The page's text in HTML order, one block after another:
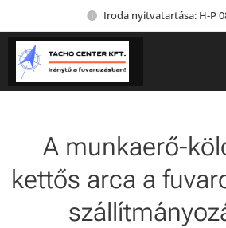
Iroda nyitvatartása: H-P
A munkaerő-
kettős arca a